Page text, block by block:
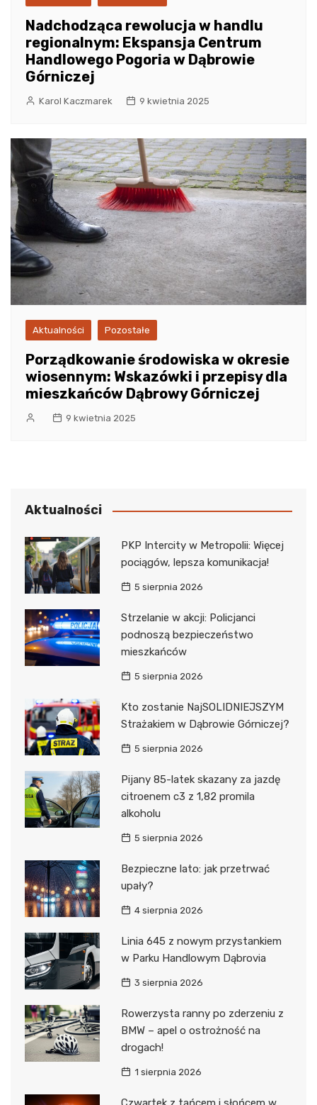
Nadchodząca rewolucja w handlu
regionalnym: Ekspansja Centrum
Handlowego Pogoria w Dąbrowie
Górniczej
Karol Kaczmarek 9 kwietnia 2025
Aktualności Pozostałe
Porządkowanie środowiska w okresie
wiosennym: Wskazówki i przepisy dla
mieszkańców Dąbrowy Górniczej
9 kwietnia 2025
Aktualności
PKP Intercity w Metropolii: Więcej
pociągów, lepsza komunikacja!
5 sierpnia 2026
Strzelanie w akcji: Policjanci
podnoszą bezpieczeństwo
mieszkańców
5 sierpnia 2026
Kto zostanie NajSOLIDNIEJSZYM
Strażakiem w Dąbrowie Górniczej?
5 sierpnia 2026
Pijany 85-latek skazany za jazdę
citroenem c3 z 1,82 promila
alkoholu
5 sierpnia 2026
Bezpieczne lato: jak przetrwać
upały?
4 sierpnia 2026
Linia 645 z nowym przystankiem
w Parku Handlowym Dąbrovia
3 sierpnia 2026
Rowerzysta ranny po zderzeniu z
BMW – apel o ostrożność na
drogach!
1 sierpnia 2026